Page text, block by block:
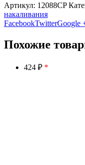
Артикул: 12088CP
накаливания
FacebookTwitterGoogle
Похожие
424 ₽ *